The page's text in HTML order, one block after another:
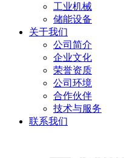
工业机械
储能设备
关于我们
公司简介
企业文化
荣誉资质
公司环境
合作伙伴
技术与服务
联系我们